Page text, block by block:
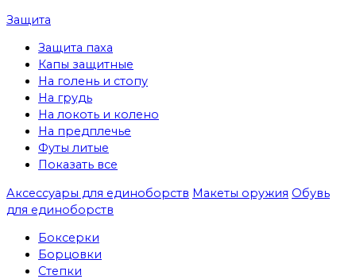
Защита
Защита паха
Капы защитные
На голень и стопу
На грудь
На локоть и колено
На предплечье
Футы литые
Показать все
Аксессуары для единоборств Макеты оружия Обувь
для единоборств
Боксерки
Борцовки
Степки